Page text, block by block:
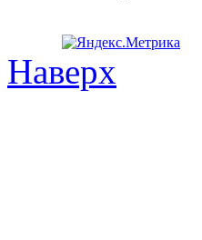
Наверх